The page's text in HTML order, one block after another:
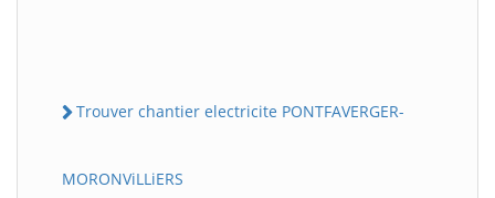
Trouver chantier electricite PONTFAVERGER-
MORONViLLiERS